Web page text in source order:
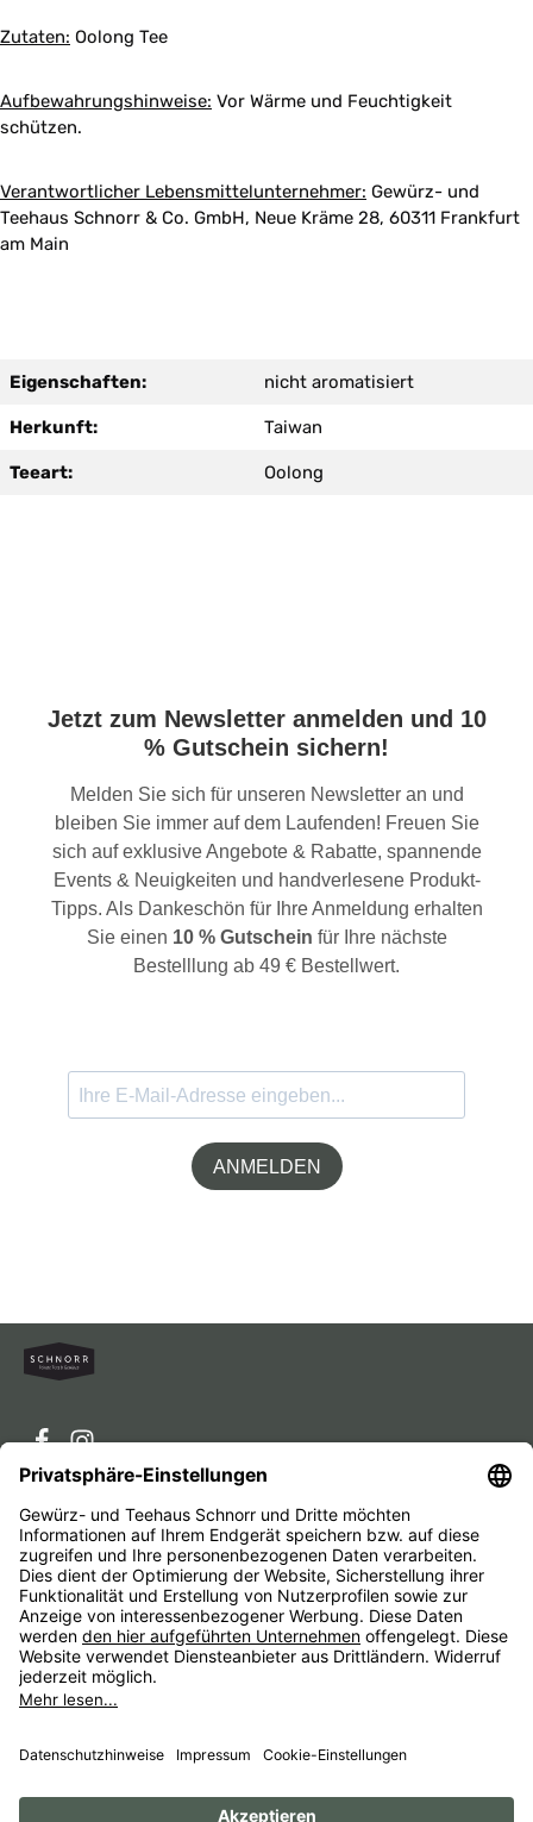
Zutaten: Oolong Tee
Aufbewahrungshinweise: Vor Wärme und Feuchtigkeit
schützen.
Verantwortlicher Lebensmittelunternehmer: Gewürz- und
Teehaus Schnorr & Co. GmbH, Neue Kräme 28, 60311 Frankfurt
am Main
Eigenschaften: nicht aromatisiert
Herkunft: Taiwan
Teeart: Oolong
Jetzt zum Newsletter anmelden und 10
% Gutschein sichern!
Melden Sie sich für unseren Newsletter an und
bleiben Sie immer auf dem Laufenden! Freuen Sie
sich auf exklusive Angebote & Rabatte, spannende
Events & Neuigkeiten und handverlesene Produkt-
Tipps. Als Dankeschön für Ihre Anmeldung erhalten
Sie einen 10 % Gutschein für Ihre nächste
Bestelllung ab 49 € Bestellwert.
ANMELDEN
Service-Hotline
Service
Unternehmen
Alle Preise inkl. gesetzl. Mehrwertsteuer zzgl.
anders angegeben.
ImpressumAGBWiderrufsbelehrungenDatenschutz